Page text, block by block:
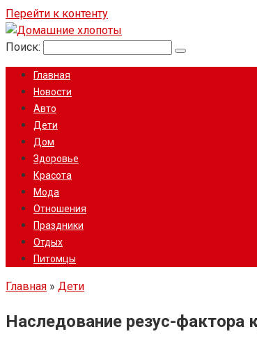
Перейти к контенту
Поиск:
Главная
Новости
Авто
Дети
Дом
Здоровье
Красота
Мода
Отношения
Праздники
Отдых
Питомцы
Главная » Дети
Наследование резус-фактора